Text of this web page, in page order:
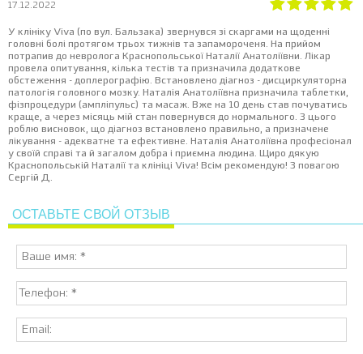
17.12.2022
У клініку Viva (по вул. Бальзака) звернувся зі скаргами на щоденні
головні болі протягом трьох тижнів та запамороченя. На прийом
потрапив до невролога Краснопольської Наталії Анатоліївни. Лікар
провела опитування, кілька тестів та призначила додаткове
обстеження - доплерографію. Встановлено діагноз - дисциркуляторна
патологія головного мозку. Наталія Анатоліївна призначила таблетки,
фізпроцедури (ампліпульс) та масаж. Вже на 10 день став почуватись
краще, а через місяць мій стан повернувся до нормального. З цього
роблю висновок, що діагноз встановлено правильно, а призначене
лікування - адекватне та ефективне. Наталія Анатоліївна професіонал
у своїй справі та й загалом добра і приємна людина. Щиро дякую
Краснопольській Наталії та клініці Viva! Всім рекомендую! З повагою
Сергій Д.
ОСТАВЬТЕ СВОЙ ОТЗЫВ